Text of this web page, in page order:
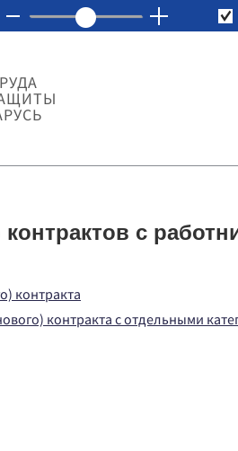
с
контракта
контракта с отдельными